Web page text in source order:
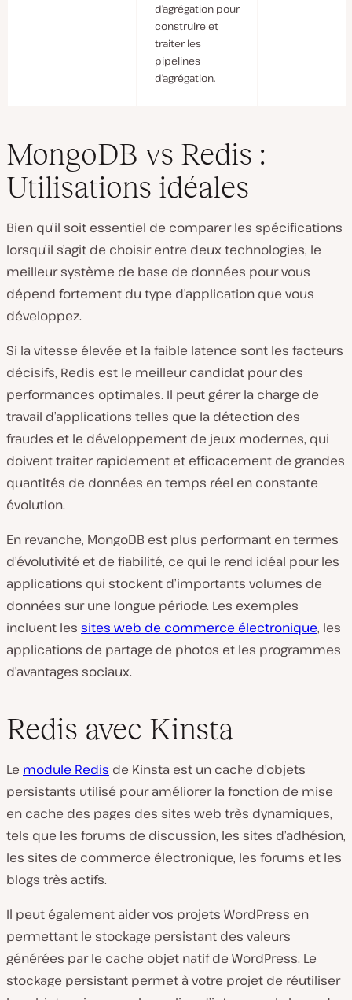
d’agrégation pour
construire et
traiter les
pipelines
d’agrégation.
MongoDB vs Redis :
Utilisations idéales
Bien qu’il soit essentiel de comparer les spécifications
lorsqu’il s’agit de choisir entre deux technologies, le
meilleur système de base de données pour vous
dépend fortement du type d’application que vous
développez.
Si la vitesse élevée et la faible latence sont les facteurs
décisifs, Redis est le meilleur candidat pour des
performances optimales. Il peut gérer la charge de
travail d’applications telles que la détection des
fraudes et le développement de jeux modernes, qui
doivent traiter rapidement et efficacement de grandes
quantités de données en temps réel en constante
évolution.
En revanche, MongoDB est plus performant en termes
d’évolutivité et de fiabilité, ce qui le rend idéal pour les
applications qui stockent d’importants volumes de
données sur une longue période. Les exemples
incluent les sites web de commerce électronique, les
applications de partage de photos et les programmes
d’avantages sociaux.
Redis avec Kinsta
Le module Redis de Kinsta est un cache d’objets
persistants utilisé pour améliorer la fonction de mise
en cache des pages des sites web très dynamiques,
tels que les forums de discussion, les sites d’adhésion,
les sites de commerce électronique, les forums et les
blogs très actifs.
Il peut également aider vos projets WordPress en
permettant le stockage persistant des valeurs
générées par le cache objet natif de WordPress. Le
stockage persistant permet à votre projet de réutiliser